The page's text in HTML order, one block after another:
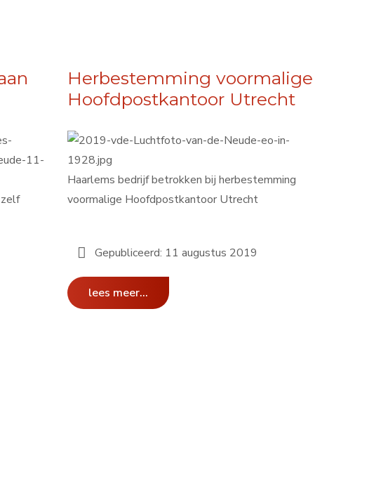
Herbestemming voormalige
Hoofdpostkantoor Utrecht
Haarlems bedrijf betrokken bij herbestemming
voormalige Hoofdpostkantoor Utrecht
Gepubliceerd: 11 augustus 2019
lees meer...